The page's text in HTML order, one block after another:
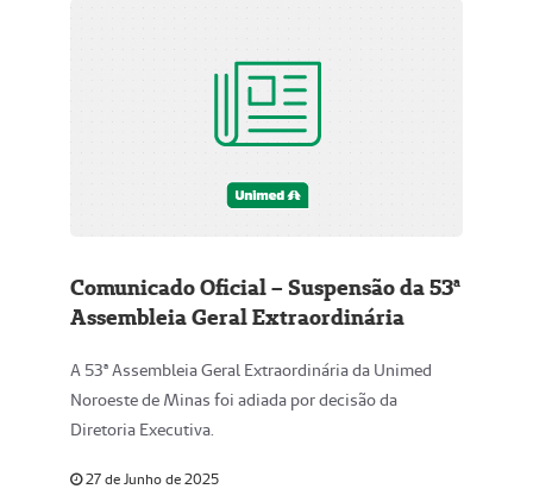
Comunicado Oficial – Suspensão da 53ª
Assembleia Geral Extraordinária
A 53ª Assembleia Geral Extraordinária da Unimed
Noroeste de Minas foi adiada por decisão da
Diretoria Executiva.
27 de Junho de 2025